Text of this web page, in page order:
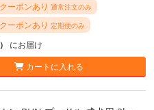
ーポンあり 通常注文のみ
ーポンあり 定期便のみ
にお届け
カートに入れる